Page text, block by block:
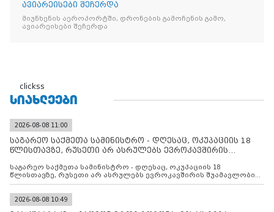
ავიარეისები შეჩერდა
მიუნხენის აეროპორტში, დრონების გამოჩენის გამო,
ავიარეისები შეჩერდა
clickss
ᲡᲘᲐᲮᲚᲔᲔᲑᲘ
2026-08-08 11:00
საგარეო საქმეთა სამინისტრო - დღესაც, ოკუპაციის 18
წლისთავზე, რუსეთი არ ასრულებს ევროკავშირის
საგარეო საქმეთა სამინისტრო - დღესაც, ოკუპაციის 18
წლისთავზე, რუსეთი არ ასრულებს ევროკავშირის შუამავლობით
დადებულ 2008 წლის 12 აგვისტოს ცეცხლის შეწყვეტის
კონტროლს ოკუპირებულ რეგიონებში, აგრძელებს მათი
მილიტარიზაციის პროცესს და აქტიურად დგამს ნაბიჯებს მათი
2026-08-08 10:49